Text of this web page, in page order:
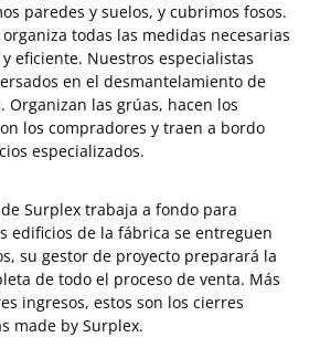
paredes y suelos, y cubrimos fosos.
todas las medidas necesarias
eficiente. Nuestros especialistas
en el desmantelamiento de
Organizan las grúas, hacen los
los compradores y traen a bordo
especializados.
Surplex trabaja a fondo para
edificios de la fábrica se entreguen
su gestor de proyecto preparará la
de todo el proceso de venta. Más
ingresos, estos son los cierres
made by Surplex.